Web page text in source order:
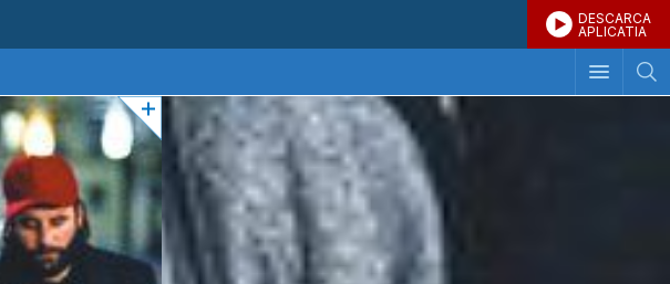
DESCARCA
APLICATIA